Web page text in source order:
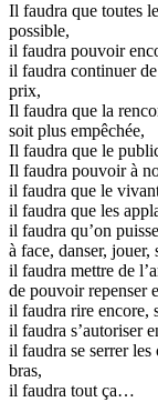
Il faudra que toutes
possible,
il faudra pouvoir
il faudra continuer de
prix,
Il faudra que la
soit plus empêchée,
Il faudra que le
Il faudra pouvoir à
il faudra que le
il faudra que les
il faudra qu’on
à face, danser, jouer,
il faudra mettre de
de pouvoir repenser
il faudra rire encore,
il faudra s’autoriser
il faudra se serrer
bras,
il faudra tout ça…